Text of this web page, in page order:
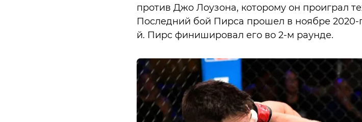
против Джо Лоузона, которому он проиграл
Последний бой Пирса прошел в ноябре
й. Пирс финишировал его во 2-м раунде.